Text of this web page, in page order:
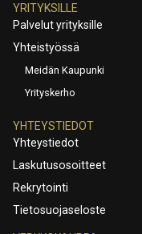
YRITYKSILLE
Palvelut yrityksille
Yhteistyössä
Meidän Kaupunki
Yrityskerho
YHTEYSTIEDOT
Yhteystiedot
Laskutusosoitteet
Rekrytointi
Tietosuojaseloste